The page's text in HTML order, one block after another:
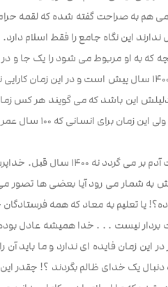
هم به صراحت گفته شده که لقمه
این نگاه جامع را فقط اسلام دارد.
به او مربوط می شود را یک جا و در
همه جوانب را در صدور یک حکم در نظر گرفته و اینکه برخی افراد می گویند اسلام مربوط به ۱۴۰۰
البته شاید هم دلیلش این باشد که می گویند
عمر خودش می سنجد مثلا برای پشه ای که یک
اما به هر صورت چنین افرادی اشتباه می کنند چون قدمت اصول دین
شمار می رود آیا بعضی ها تصور می
یا تعلیم به معاد که همه فرستادگان
بردار نیست . . . خدا همیشه عادل
زمان فایده ای ندارد و ما باید آن
یک خدای ظالم بگردند ؟! چقدر